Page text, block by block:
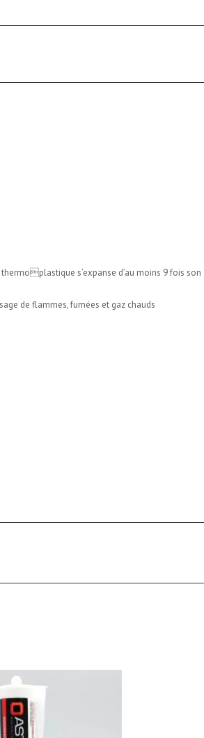
s’expanse d’au moins 9 fois son
de flammes, fumées et gaz chauds